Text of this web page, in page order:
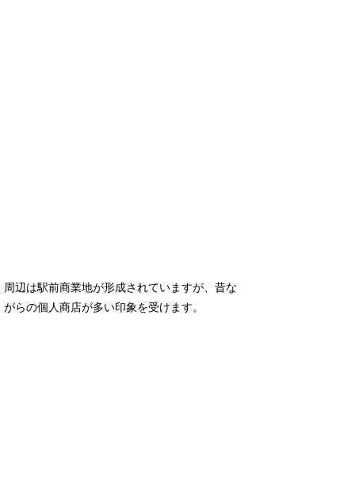
周辺は駅前商業地が形成されていますが、昔な
がらの個人商店が多い印象を受けます。